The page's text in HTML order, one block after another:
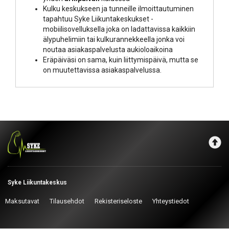
Kulku keskukseen ja tunneille ilmoittautuminen
tapahtuu Syke Liikuntakeskukset -
mobiilisovelluksella joka on ladattavissa kaikkiin
älypuhelimiin tai kulkurannekkeella jonka voi
noutaa asiakaspalvelusta aukioloaikoina
Eräpäiväsi on sama, kuin liittymispäivä, mutta se
on muutettavissa asiakaspalvelussa.
Syke Liikuntakeskus
Maksutavat Tilausehdot Rekisteriseloste Yhteystiedot